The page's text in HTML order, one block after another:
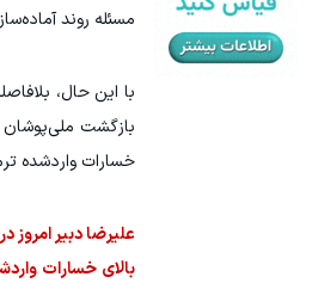
مسئله روند
با این حال،
بازگشت ملی‌پوشان
خسارات واردشده
بالای خسارات